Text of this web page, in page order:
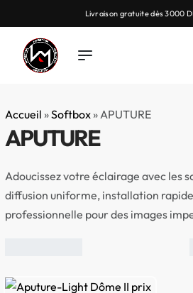
Livraison gratuite dès 3000
Accueil »Softbox » APUTURE
APUTURE
Adoucissez votre éclairage avec les
diffusion uniforme, installation
professionnelle pour des images
plus ancien